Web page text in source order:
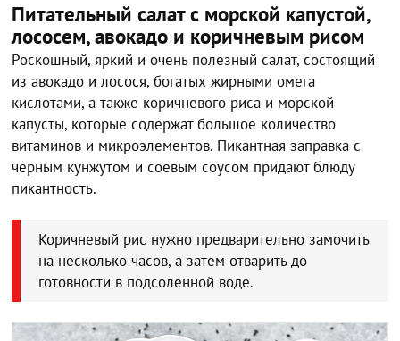
Питательный салат с морской капустой,
лососем, авокадо и коричневым рисом
Роскошный, яркий и очень полезный салат, состоящий
из авокадо и лосося, богатых жирными омега
кислотами, а также коричневого риса и морской
капусты, которые содержат большое количество
витаминов и микроэлементов. Пикантная заправка с
черным кунжутом и соевым соусом придают блюду
пикантность.
Коричневый рис нужно предварительно замочить
на несколько часов, а затем отварить до
готовности в подсоленной воде.